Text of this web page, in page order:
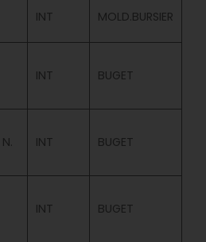
INT MOLD.BURSIER
INT BUGET
INT BUGET
INT BUGET